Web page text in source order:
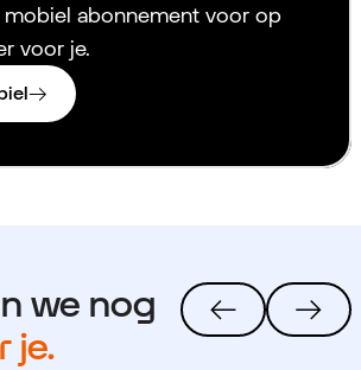
mobiel abonnement voor op
voor je.
we nog
je.